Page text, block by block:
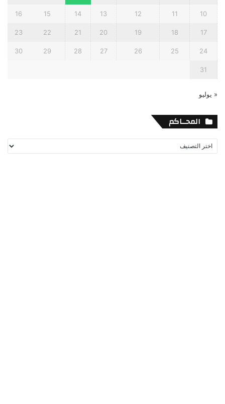
10
11
12
13
14
15
16
17
18
19
20
21
22
23
24
25
26
27
28
29
30
31
« يوليو
المحــاكم
المحــاكم